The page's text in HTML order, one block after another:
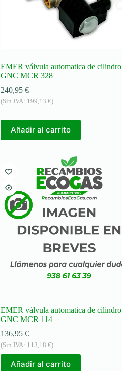
EMER válvula automatica de cilindro
GNC MCR 328
240,95 €
(Sin IVA: 199,13 €)
Añadir al carrito
EMER válvula automatica de cilindro
GNC MCR 114
136,95 €
(Sin IVA: 113,18 €)
Añadir al carrito